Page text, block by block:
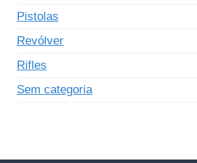
Pistolas
Revólver
Rifles
Sem categoria